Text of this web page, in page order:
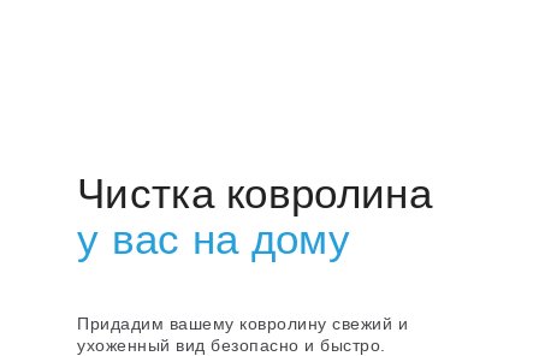
Чистка ковролина
у вас на дому
Придадим вашему ковролину свежий и
ухоженный вид безопасно и быстро.